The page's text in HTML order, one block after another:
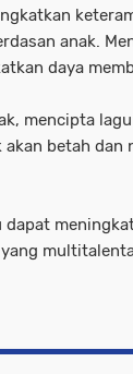
anak.
daya
mencipta
betah dan